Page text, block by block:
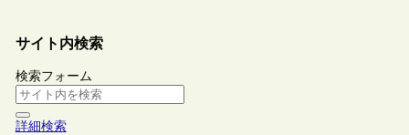
サイト内検索
検索フォーム
詳細検索